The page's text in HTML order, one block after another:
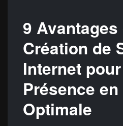
9 Avantages
Création de
Internet
Présence
Optimale